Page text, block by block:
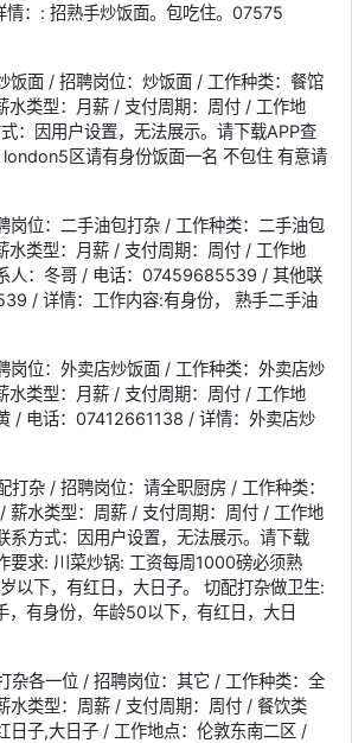
：: 招熟手炒饭面。包吃住。07575
饭面 / 招聘岗位：炒饭面 / 工作种类：餐馆
水类型：月薪 / 支付周期：周付 / 工作地
：因用户设置，无法展示。请下载APP查
区请有身份饭面一名 不包住 有意请
岗位：二手油包打杂 / 工作种类：二手油包
水类型：月薪 / 支付周期：周付 / 工作地
人：冬哥 / 电话：07459685539 / 其他联
/ 详情：工作内容:有身份， 熟手二手油
岗位：外卖店炒饭面 / 工作种类：外卖店炒
水类型：月薪 / 支付周期：周付 / 工作地
/ 电话：07412661138 / 详情：外卖店炒
打杂 / 招聘岗位：请全职厨房 / 工作种类：
薪水类型：周薪 / 支付周期：周付 / 工作地
系方式：因用户设置，无法展示。请下载
要求: 川菜炒锅: 工资每周1000磅必须熟
以下，有红日，大日子。 切配打杂做卫生:
，有身份，年龄50以下，有红日，大日
杂各一位 / 招聘岗位：其它 / 工作种类：全
类型：周薪 / 支付周期：周付 / 餐饮类
日子,大日子 / 工作地点：伦敦东南二区 /